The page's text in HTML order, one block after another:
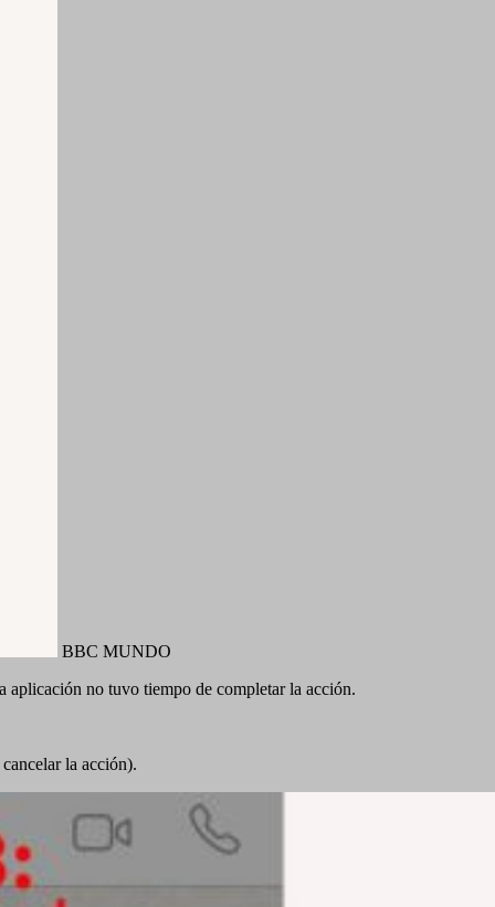
BBC MUNDO
aplicación no tuvo tiempo de completar la acción.
la acción).